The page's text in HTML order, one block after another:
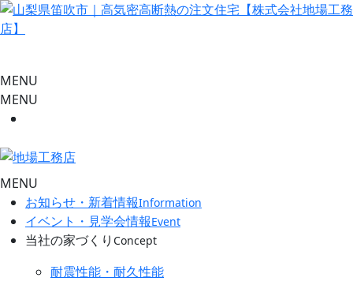
MENU
MENU
MENU
お知らせ・新着情報Information
イベント・見学会情報Event
当社の家づくり Concept
耐震性能・耐久性能